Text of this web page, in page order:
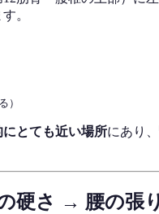
。
とても近い場所にあり
硬さ → 腰の張り